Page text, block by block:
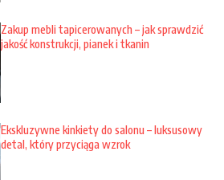
Zakup mebli tapicerowanych – jak sprawdzić
jakość konstrukcji, pianek i tkanin
Ekskluzywne kinkiety do salonu – luksusowy
detal, który przyciąga wzrok